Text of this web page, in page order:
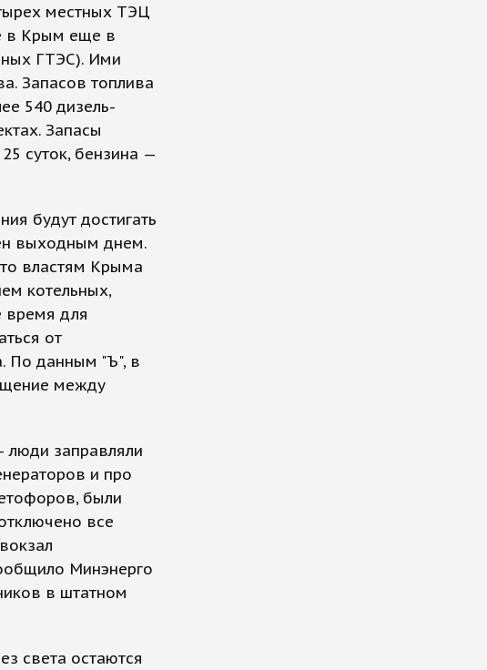
местных ТЭЦ
в Крым еще в
ГТЭС). Ими
Запасов топлива
540 дизель-
Запасы
суток, бензина —
будут достигать
выходным днем.
властям Крыма
котельных,
время для
от
По данным "Ъ", в
между
заправляли
и про
были
все
Минэнерго
в штатном
света остаются